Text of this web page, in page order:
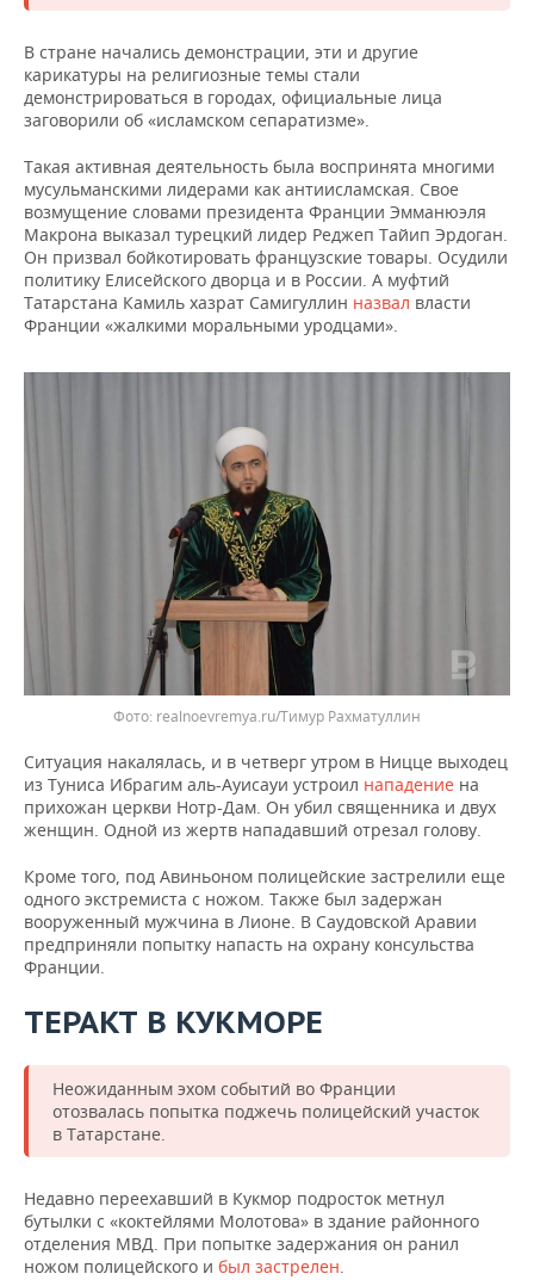
ХОККЕЙ С МЯЧОМ
ПРОИСШЕСТВИЯ
В стране начались демонстрации, эти и другие
карикатуры на религиозные темы стали
демонстрироваться в городах, официальные лица
заговорили об «исламском сепаратизме».
Такая активная деятельность была воспринята многими
мусульманскими лидерами как антиисламская. Свое
возмущение словами президента Франции Эмманюэля
Макрона выказал турецкий лидер Реджеп Тайип Эрдоган.
Он призвал бойкотировать французские товары. Осудили
политику Елисейского дворца и в России. А муфтий
Татарстана Камиль хазрат Самигуллин назвал власти
Франции «жалкими моральными уродцами».
realnoevremya.ru/Тимур Рахматуллин
Ситуация накалялась, и в четверг утром в Ницце выходец
из Туниса Ибрагим аль-Ауисауи устроил нападение на
прихожан церкви Нотр-Дам. Он убил священника и двух
женщин. Одной из жертв нападавший отрезал голову.
Кроме того, под Авиньоном полицейские застрелили еще
одного экстремиста с ножом. Также был задержан
вооруженный мужчина в Лионе. В Саудовской Аравии
предприняли попытку напасть на охрану консульства
Франции.
ТЕРАКТ В КУКМОРЕ
Неожиданным эхом событий во Франции
отозвалась попытка поджечь полицейский участок
в Татарстане.
Недавно переехавший в Кукмор подросток метнул
бутылки с «коктейлями Молотова» в здание районного
отделения МВД. При попытке задержания он ранил
ножом полицейского и был застрелен.